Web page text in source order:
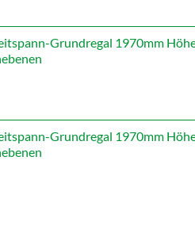
Grundregal 1970mm
Grundregal 1970mm